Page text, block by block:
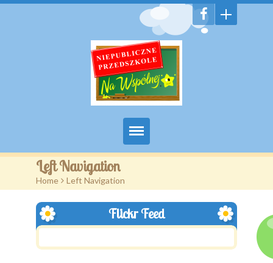
Witamy
Aktualności
Features
Left Navigation
Home > Left Navigation
Flickr Feed